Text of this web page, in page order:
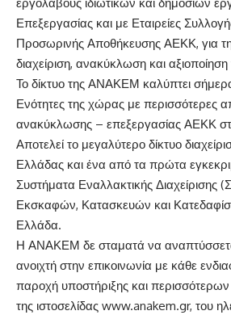
Επεξεργασίας και με Εταιρείες
Προσωρινής Αποθήκευσης ΑΕΚΚ, για
διαχείριση, ανακύκλωση και
Το δίκτυο της ΑΝΑΚΕΜ καλύπτει
Ενότητες της χώρας με περισσότερες
ανακύκλωσης – επεξεργασίας ΑΕΚΚ
Αποτελεί το μεγαλύτερο δίκτυο
Ελλάδας και ένα από τα πρώτα
Συστήματα Εναλλακτικής
Εκσκαφών, Κατασκευών και
Ελλάδα.
Η ΑΝΑΚΕΜ δε σταματά να
ανοιχτή στην επικοινωνία με κάθε
παροχή υποστήριξης και
της ιστοσελίδας www.anakem.gr, του